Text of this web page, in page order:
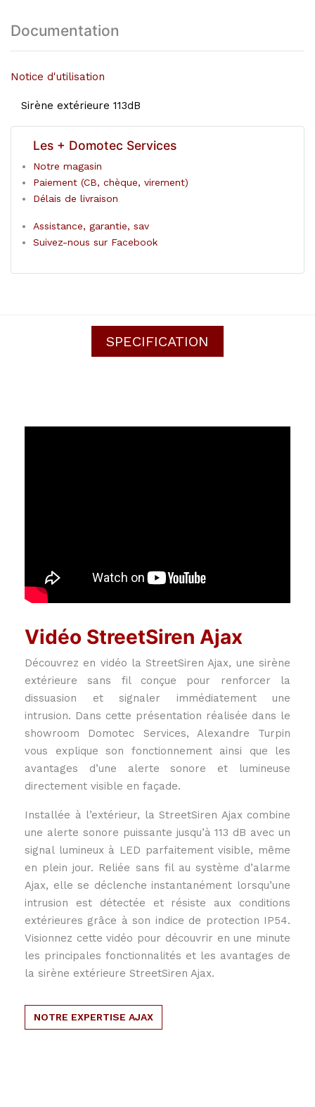
Documentation
Notice d'utilisation
Sirène extérieure 113dB
Les + Domotec Services
Notre magasin
Paiement (CB, chèque, virement)
Délais de livraison
Assistance, garantie, sav
Suivez-nous sur Facebook
SPECIFICATION
Vidéo StreetSiren Ajax
Découvrez en vidéo la StreetSiren Ajax, une sirène
extérieure sans fil conçue pour renforcer la
dissuasion et signaler immédiatement une
intrusion. Dans cette présentation réalisée dans le
showroom Domotec Services, Alexandre Turpin
vous explique son fonctionnement ainsi que les
avantages d’une alerte sonore et lumineuse
directement visible en façade.
Installée à l’extérieur, la StreetSiren Ajax combine
une alerte sonore puissante jusqu’à 113 dB avec un
signal lumineux à LED parfaitement visible, même
en plein jour. Reliée sans fil au système d’alarme
Ajax, elle se déclenche instantanément lorsqu’une
intrusion est détectée et résiste aux conditions
extérieures grâce à son indice de protection IP54.
Visionnez cette vidéo pour découvrir en une minute
les principales fonctionnalités et les avantages de
la sirène extérieure StreetSiren Ajax.
NOTRE EXPERTISE AJAX